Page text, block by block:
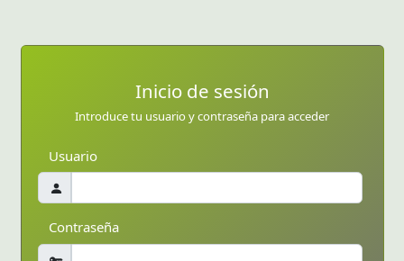
Inicio de sesión
Introduce tu usuario y contraseña para acceder
Usuario
Contraseña